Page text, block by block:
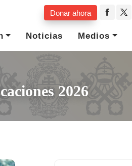
Donar ahora
Noticias Medios
2026